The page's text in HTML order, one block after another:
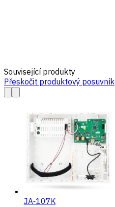
Související produkty
Přeskočit produktový posuvník
JA-107K